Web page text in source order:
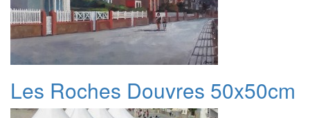
Les Roches Douvres 50x50cm